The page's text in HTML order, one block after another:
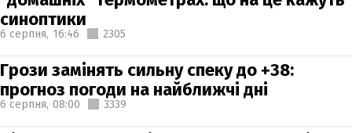
синоптики
6 серпня, 16:46 2305
Грози замінять сильну спеку до +38:
прогноз погоди на найближчі дні
6 серпня, 08:00 3339